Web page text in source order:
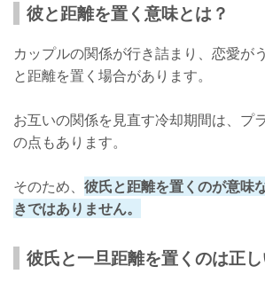
彼と距離を置く意味とは？
カップルの関係が行き詰まり、恋愛が
と距離を置く場合があります。
お互いの関係を見直す冷却期間は、プ
の点もあります。
そのため、 彼氏と距離を置くのが意味
きではありません。
彼氏と一旦距離を置くのは正し